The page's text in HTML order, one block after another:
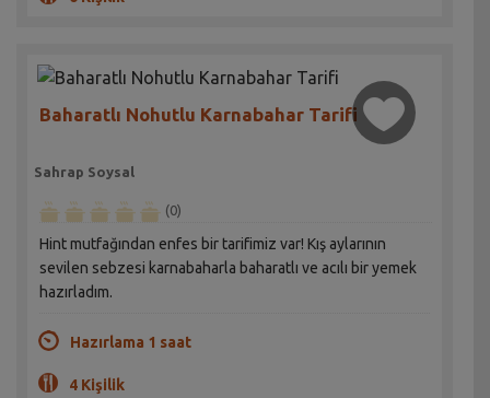
Baharatlı Nohutlu Karnabahar Tarifi
Sahrap Soysal
(0)
Hint mutfağından enfes bir tarifimiz var! Kış aylarının
sevilen sebzesi karnabaharla baharatlı ve acılı bir yemek
hazırladım.
Hazırlama 1 saat
4 Kişilik